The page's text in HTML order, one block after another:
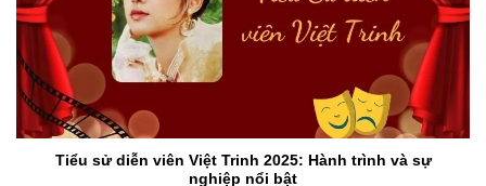
Tiểu sử diễn viên Việt Trinh 2025: Hành trình và sự
nghiệp nổi bật